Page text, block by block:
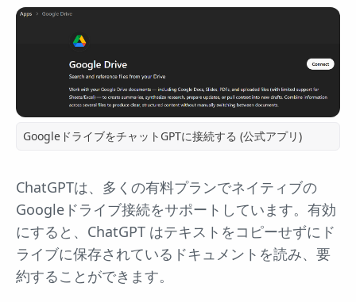
GoogleドライブをチャットGPTに接続する (公式アプリ)
ChatGPTは、多くの有料プランでネイティブの
Googleドライブ接続をサポートしています。有効
にすると、ChatGPT はテキストをコピーせずにド
ライブに保存されているドキュメントを読み、要
約することができます。